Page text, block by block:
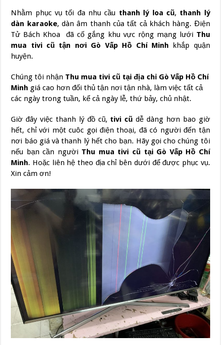
Nhằm phục vụ tối đa nhu cầu thanh lý loa cũ, thanh lý
dàn karaoke, dàn âm thanh của tất cả khách hàng. Điện
Tử Bách Khoa đã cố gắng khu vực rộng mạng lưới Thu
mua tivi cũ tận nơiGò Vấp Hồ Chí Minh khắp quận
huyện.
Chúng tôi nhận Thu mua tivi cũ tại địa chỉ Gò Vấp Hồ Chí
Minh giá cao hơn đối thủ tận nơi tận nhà, làm việc tất cả
các ngày trong tuần, kể cả ngày lễ, thứ bảy, chủ nhật.
Giờ đây việc thanh lý đồ cũ, tivi cũ dễ dàng hơn bao giờ
hết, chỉ với một cuôc gọi điện thoại, đã có người đến tận
nơi báo giá và thanh lý hết cho bạn. Hãy gọi cho chúng tôi
nếu bạn cần người Thu mua tivi cũ tạiGò Vấp Hồ Chí
Minh. Hoặc liên hệ theo địa chỉ bên dưới để được phục vụ.
Xin cảm ơn!